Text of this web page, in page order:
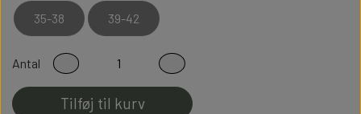
Sidder perfekt på foden
Fladsømmet for ekstra god komfort
100% Fnullerfri
35-38 39-42
Antal
Tilføj til kurv